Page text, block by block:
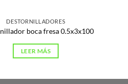
DESTORNILLADORES
boca fresa 0.5x3x100
LEER MÁS